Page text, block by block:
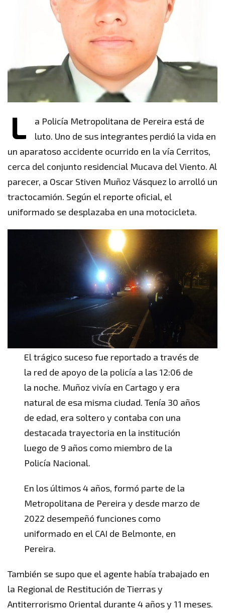
L
a Policía Metropolitana de Pereira está de
luto. Uno de sus integrantes perdió la vida en
un aparatoso accidente ocurrido en la vía Cerritos,
cerca del conjunto residencial Mucava del Viento. Al
parecer, a Oscar Stiven Muñoz Vásquez lo arrolló un
tractocamión. Según el reporte oficial, el
uniformado se desplazaba en una motocicleta.
El trágico suceso fue reportado a través de
la red de apoyo de la policía a las 12:06 de
la noche. Muñoz vivía en Cartago y era
natural de esa misma ciudad. Tenía 30 años
de edad, era soltero y contaba con una
destacada trayectoria en la institución
luego de 9 años como miembro de la
Policía Nacional.
En los últimos 4 años, formó parte de la
Metropolitana de Pereira y desde marzo de
2022 desempeñó funciones como
uniformado en el CAI de Belmonte, en
Pereira.
También se supo que el agente había trabajado en
la Regional de Restitución de Tierras y
Antiterrorismo Oriental durante 4 años y 11 meses.